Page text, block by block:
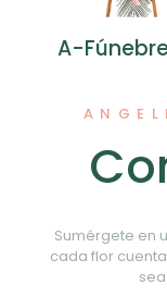
Guarda mi
A-
Sumérgete en
cada flor